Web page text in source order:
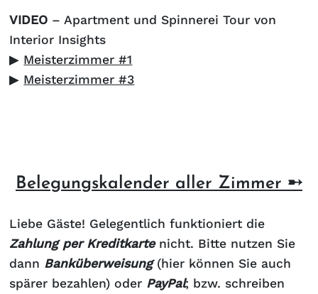
VIDEO – Apartment und Spinnerei Tour von
Interior Insights
▶ Meisterzimmer #1
▶ Meisterzimmer #3
Belegungskalender aller Zimmer ➸
Liebe Gäste! Gelegentlich funktioniert die
Zahlung per Kreditkartenicht. Bitte nutzen Sie
dann Banküberweisung(hier können Sie auch
spärer bezahlen) oder PayPal; bzw. schreiben